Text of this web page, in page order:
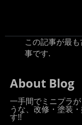
この記事が最
事です.
About Blog
一手間でミニプラ
うな、改修・塗装
す!!